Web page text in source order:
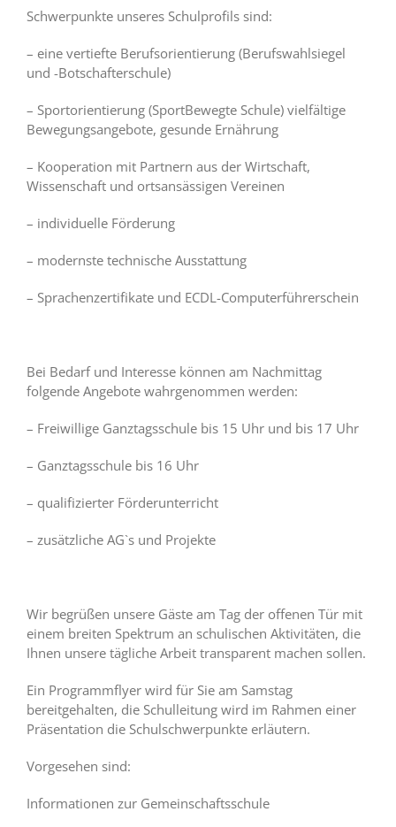
Schwerpunkte unseres Schulprofils sind:
– eine vertiefte Berufsorientierung (Berufswahlsiegel
und -Botschafterschule)
– Sportorientierung (SportBewegte Schule) vielfältige
Bewegungsangebote, gesunde Ernährung
– Kooperation mit Partnern aus der Wirtschaft,
Wissenschaft und ortsansässigen Vereinen
– individuelle Förderung
– modernste technische Ausstattung
– Sprachenzertifikate und ECDL-Computerführerschein
Bei Bedarf und Interesse können am Nachmittag
folgende Angebote wahrgenommen werden:
– Freiwillige Ganztagsschule bis 15 Uhr und bis 17 Uhr
– Ganztagsschule bis 16 Uhr
– qualifizierter Förderunterricht
– zusätzliche AG`s und Projekte
Wir begrüßen unsere Gäste am Tag der offenen Tür mit
einem breiten Spektrum an schulischen Aktivitäten, die
Ihnen unsere tägliche Arbeit transparent machen sollen.
Ein Programmflyer wird für Sie am Samstag
bereitgehalten, die Schulleitung wird im Rahmen einer
Präsentation die Schulschwerpunkte erläutern.
Vorgesehen sind:
Informationen zur Gemeinschaftsschule